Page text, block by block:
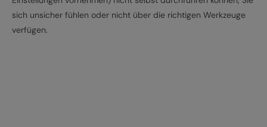
sich unsicher fühlen oder nicht über die richtigen Werkzeuge
verfügen.